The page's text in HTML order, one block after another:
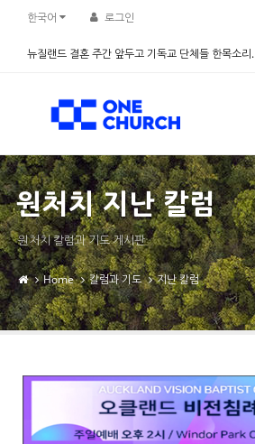
한국어 로그인
뉴질랜드 결혼 주간 앞두고 기독교 단체들 한목소
원처치 지난 칼럼
원처치 칼럼과 기도 게시판
Home 칼럼과 기도 지난 칼럼
Sketchbook5, 스케치